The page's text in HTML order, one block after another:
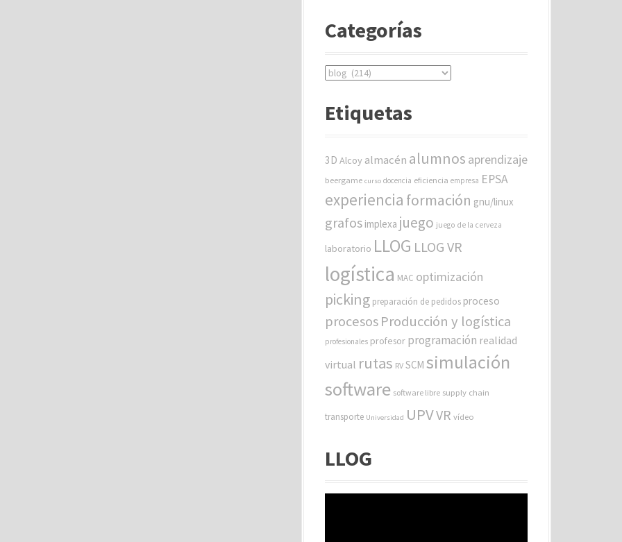
Categorías
C
e
r
s
Etiquetas
3D Alcoy almacén alumnos aprendizaje
beergame curso docencia eficiencia empresa EPSA
experiencia formación gnu/linux
grafos implexa juego juego de la cerveza
laboratorio LLOG LLOG VR
logística MAC optimización
picking preparación de pedidos proceso
procesosProducción y logística
profesionales profesor programación realidad
virtual rutas RV SCM simulación
software software libre supply chain
transporte Universidad UPVVR vídeo
LLOG